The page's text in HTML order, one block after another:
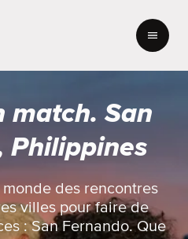
match. San
Philippines
des rencontres
villes pour faire de
: San Fernando. Que